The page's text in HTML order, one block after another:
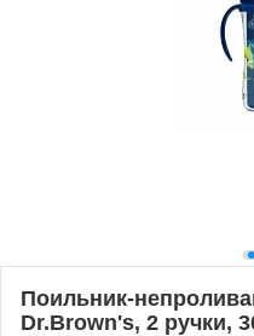
Поильник-
Dr.Brown's, 2 ручки,